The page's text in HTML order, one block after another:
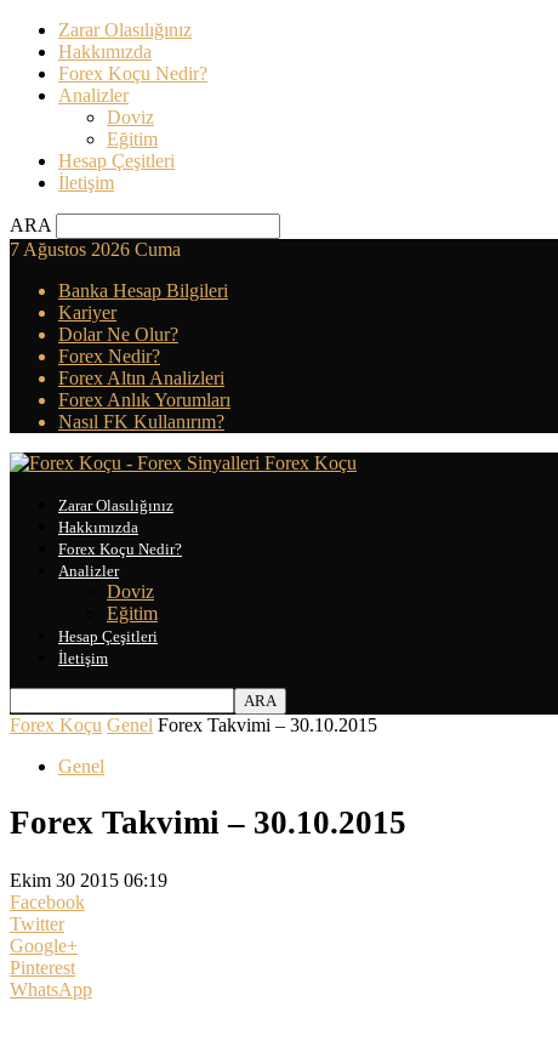
Zarar Olasılığınız
Hakkımızda
Forex Koçu Nedir?
Analizler
Doviz
Eğitim
Hesap Çeşitleri
İletişim
ARA
7 Ağustos 2026 Cuma
Banka Hesap Bilgileri
Kariyer
Dolar Ne Olur?
Forex Nedir?
Forex Altın Analizleri
Forex Anlık Yorumları
Nasıl FK Kullanırım?
Forex Koçu
Zarar Olasılığınız
Hakkımızda
Forex Koçu Nedir?
Analizler
Doviz
Eğitim
Hesap Çeşitleri
İletişim
Forex Koçu Genel Forex Takvimi – 30.10.2015
Genel
Forex Takvimi – 30.10.2015
Ekim 30 2015 06:19
Facebook
Twitter
Google+
Pinterest
WhatsApp